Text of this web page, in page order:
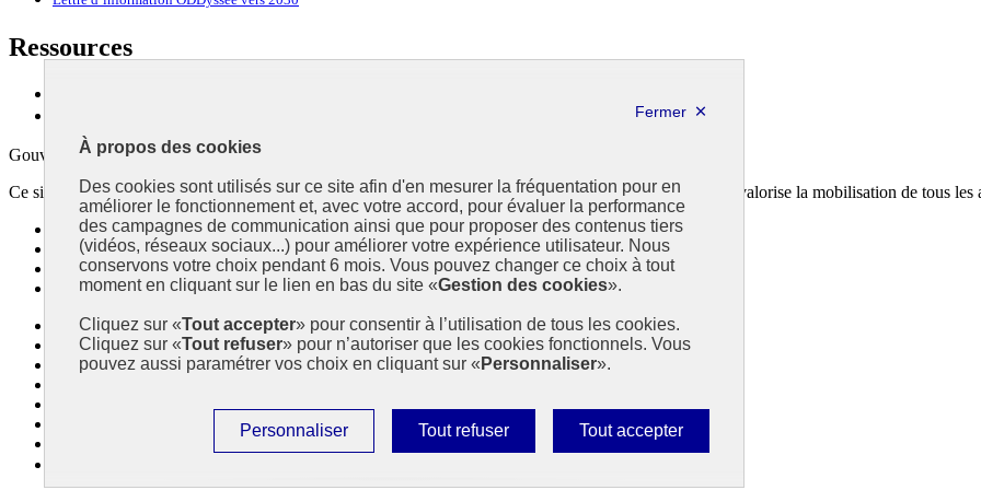
À propos des cookies
Des cookies sont utilisés sur ce site afin d'en mesurer la fréquentation pour en
améliorer le fonctionnement et, avec votre accord, pour évaluer la performance
des campagnes de communication ainsi que pour proposer des contenus tiers
(vidéos, réseaux sociaux...) pour améliorer votre expérience utilisateur. Nous
conservons votre choix pendant 6 mois. Vous pouvez changer ce choix à tout
moment en cliquant sur le lien en bas du site «Gestion des cookies».
Cliquez sur «Tout accepter» pour consentir à l’utilisation de tous les cookies.
Cliquez sur «Tout refuser» pour n’autoriser que les cookies fonctionnels. Vous
pouvez aussi paramétrer vos choix en cliquant sur « Personnaliser».
Tout accepter
Autoriser
tous
Tout refuser
Interdire
tous
Personnaliser
Paramétrer
les
Ressources
Gouvernement
Ce site propose l’information de référence concernant l’Agenda 2030 et la feuille de route de la France. Il valorise la mobilisation de tous les
info.gouv.fr- ouvre une nouvelle fenêtre
service-public.fr- ouvre une nouvelle fenêtre
legifrance.gouv.fr- ouvre une nouvelle fenêtre
data.gouv.fr- ouvre une nouvelle fenêtre
Plan du site
Accessibilité
Mentions légales